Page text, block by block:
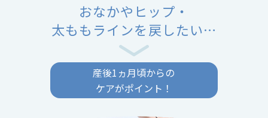
おなかやヒップ・
太ももラインを戻したい…
産後1ヵ月頃からの
ケアがポイント！